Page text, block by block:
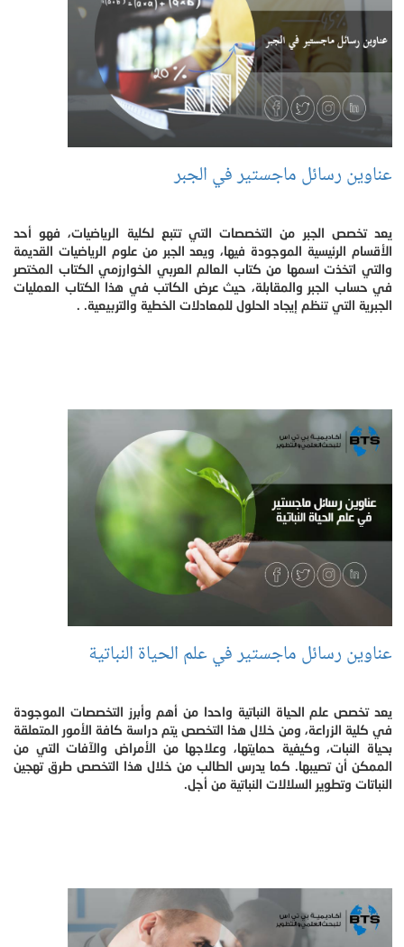
عناوين رسائل ماجستير في الجبر
يعد تخصص الجبر من التخصصات التي تتبع لكلية الرياضيات، فهو أحد
الأقسام الرئيسية الموجودة فيها، ويعد الجبر من علوم الرياضيات القديمة
والتي اتخذت اسمها من كتاب العالم العربي الخوارزمي الكتاب المختصر
في حساب الجبر والمقابلة، حيث عرض الكاتب في هذا الكتاب العمليات
الجبرية التي تنظم إيجاد الحلول للمعادلات الخطية والتربيعية. .
عناوين رسائل ماجستير في علم الحياة النباتية
يعد تخصص علم الحياة النباتية واحدا من أهم وأبرز التخصصات الموجودة
في كلية الزراعة، ومن خلال هذا التخصص يتم دراسة كافة الأمور المتعلقة
بحياة النبات، وكيفية حمايتها، وعلاجها من الأمراض والآفات التي من
الممكن أن تصيبها. كما يدرس الطالب من خلال هذا التخصص طرق تهجين
النباتات وتطوير السلالات النباتية من أجل.